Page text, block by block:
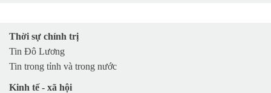
Huyện Yên Thành
Huyện Anh Sơn
Huyện Diễn Châu
Thời sự chính trị
Tin Đô Lương
Tin trong tỉnh và trong nước
Kinh tế - xã hội